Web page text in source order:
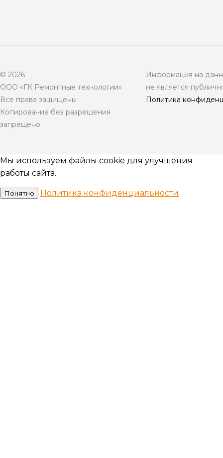
© 2026
ООО «ГК Ремонтные технологии»
Все права защищены
Копирование без разрешения
запрещено
Информация на
не является
Политика
Мы используем файлы cookie для улучшения
работы сайта.
Понятно Политика конфиденциальности